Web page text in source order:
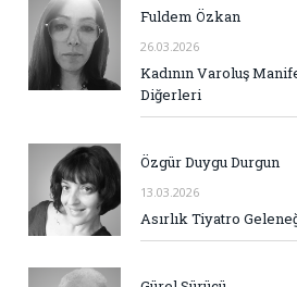
Fuldem Özkan
26.03.2026
Kadının Varoluş
Diğerleri
Özgür Duygu Durgun
13.03.2026
Asırlık Tiyatro